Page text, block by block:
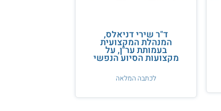
ד"ר שירי דניאלס,
המנהלת המקצועית
בעמותת ער"ן, על
מקצועות הסיוע הנפשי
לכתבה המלאה